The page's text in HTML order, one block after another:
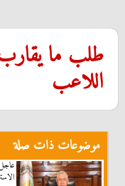
اللاعب
موضوعات ذات صلة